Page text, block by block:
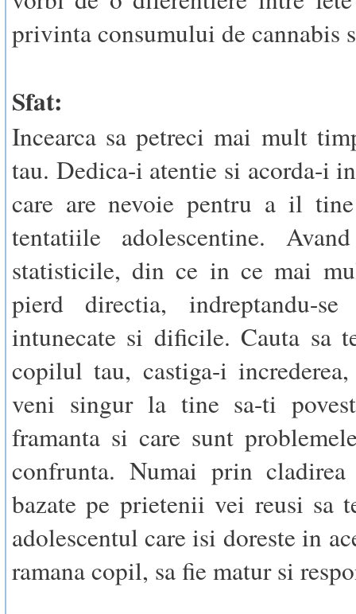
privinta consumului de cannabis
Sfat:
Incearca sa petreci mai mult
tau. Dedica-i atentie si acorda-i
care are nevoie pentru a il
tentatiile adolescentine.
statisticile, din ce in ce mai
pierd directia, indreptandu-
intunecate si dificile. Cauta sa
copilul tau, castiga-i
veni singur la tine sa-ti
framanta si care sunt
confrunta. Numai prin
bazate pe prietenii vei reusi sa
adolescentul care isi doreste in
ramana copil, sa fie matur si